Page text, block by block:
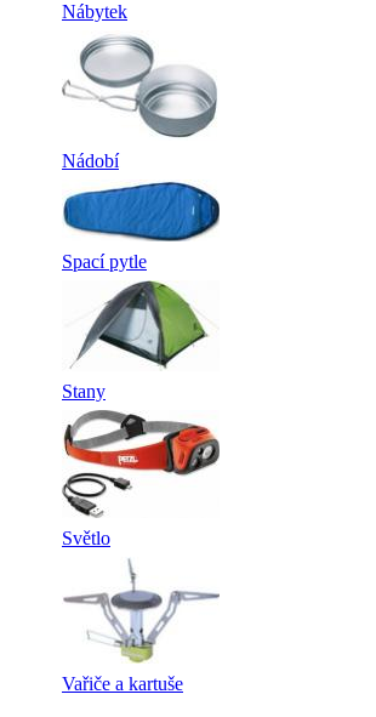
Nábytek
Nádobí
Spací pytle
Stany
Světlo
Vařiče a kartuše